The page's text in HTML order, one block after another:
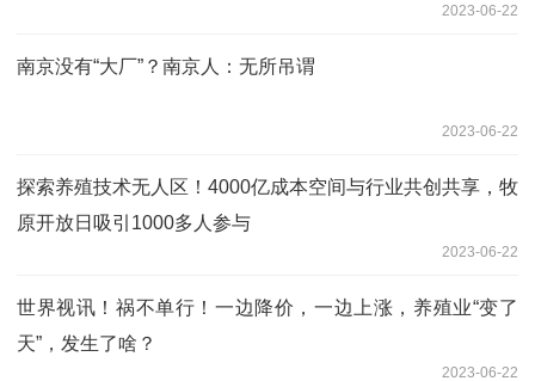
2023-06-22
南京没有“大厂”？南京人：无所吊谓
2023-06-22
探索养殖技术无人区！4000亿成本空间与行业共创共享，牧
原开放日吸引1000多人参与
2023-06-22
世界视讯！祸不单行！一边降价，一边上涨，养殖业“变了
天”，发生了啥？
2023-06-22